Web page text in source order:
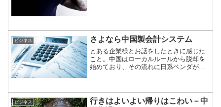
ビジネス さよなら中国製会計システム
とある企業様とお話をしたときに感じた
こと。中国はローカルルールから脱却を
始めており、その流れに日系ベンダが追
ビジネス
行きはよいよい帰りはこわい－中